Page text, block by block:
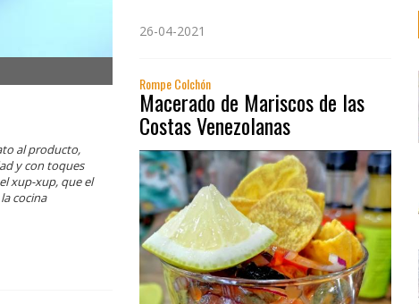
al producto,
y con toques
xup-xup, que el
cocina
26-04-2021
Rompe Colchón
Macerado de Mariscos de las
Costas Venezolanas